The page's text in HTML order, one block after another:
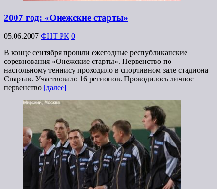
2007 год: «Онежские старты»
05.06.2007 ФНТ РК 0
В конце сентября прошли ежегодные республиканские
соревнования «Онежские старты». Первенство по
настольному теннису проходило в спортивном зале стадиона
Спартак. Участвовало 16 регионов. Проводилось личное
первенство [далее]